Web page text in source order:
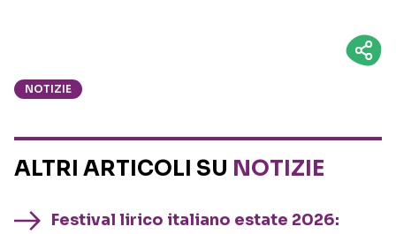
NOTIZIE
ALTRI ARTICOLI SU NOTIZIE
Festival lirico italiano estate 2026: